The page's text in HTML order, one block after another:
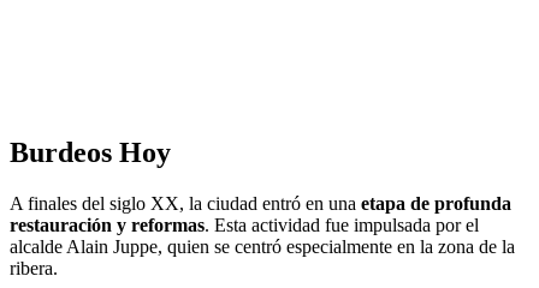
Burdeos Hoy
A finales del siglo XX, la ciudad entró en una etapa de profunda
restauración y reformas. Esta actividad fue impulsada por el
alcalde Alain Juppe, quien se centró especialmente en la zona de la
ribera.